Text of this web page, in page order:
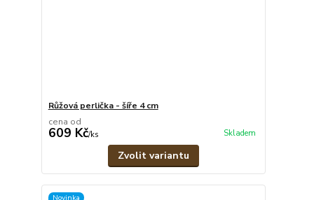
Růžová perlička - šíře 4 cm
cena od
609 Kč/ks Skladem
Zvolit variantu
Novinka